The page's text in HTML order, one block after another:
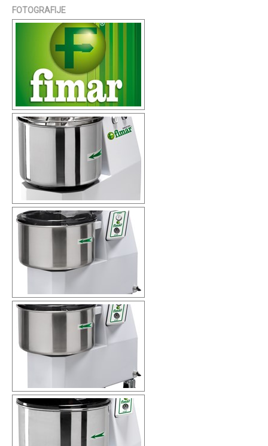
FOTOGRAFIJE